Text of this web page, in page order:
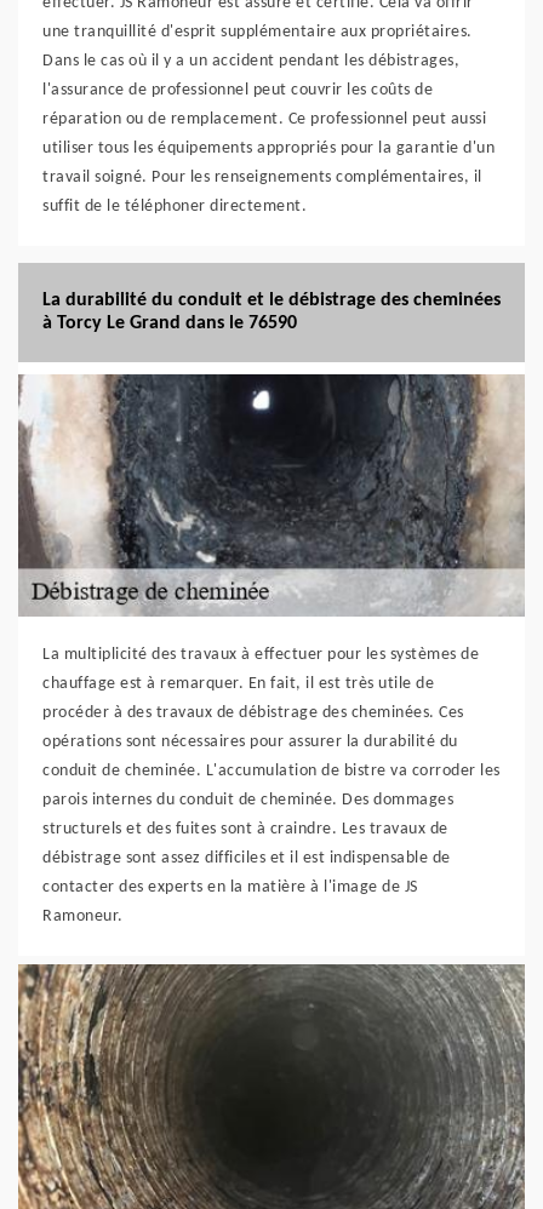
une tranquillité d'esprit supplémentaire aux propriétaires.
Dans le cas où il y a un accident pendant les débistrages,
l'assurance de professionnel peut couvrir les coûts de
réparation ou de remplacement. Ce professionnel peut aussi
utiliser tous les équipements appropriés pour la garantie d'un
travail soigné. Pour les renseignements complémentaires, il
suffit de le téléphoner directement.
La durabilité du conduit et le débistrage des cheminées
à Torcy Le Grand dans le 76590
La multiplicité des travaux à effectuer pour les systèmes de
chauffage est à remarquer. En fait, il est très utile de
procéder à des travaux de débistrage des cheminées. Ces
opérations sont nécessaires pour assurer la durabilité du
conduit de cheminée. L'accumulation de bistre va corroder les
parois internes du conduit de cheminée. Des dommages
structurels et des fuites sont à craindre. Les travaux de
débistrage sont assez difficiles et il est indispensable de
contacter des experts en la matière à l'image de JS
Ramoneur.